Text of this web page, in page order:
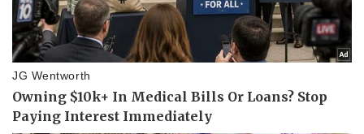
Tỷ giá
Chứng khoán
Giá cà phê